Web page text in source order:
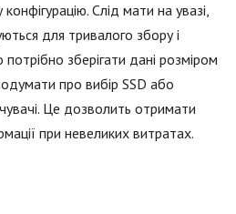
Слід мати на увазі,
для тривалого збору і
зберігати дані розміром
про вибір SSD або
Це дозволить отримати
при невеликих витратах.